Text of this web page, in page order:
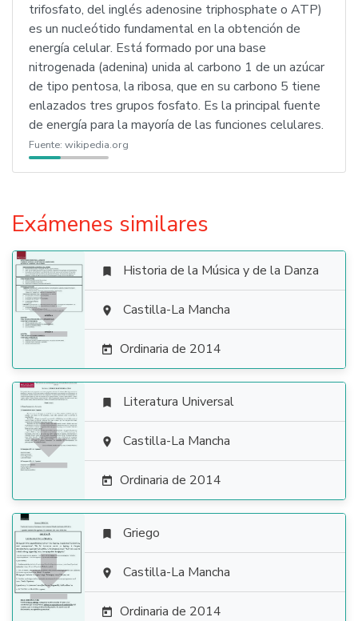
trifosfato, del inglés adenosine triphosphate o ATP)
es un nucleótido fundamental en la obtención de
energía celular. Está formado por una base
nitrogenada (adenina) unida al carbono 1 de un azúcar
de tipo pentosa, la ribosa, que en su carbono 5 tiene
enlazados tres grupos fosfato. Es la principal fuente
de energía para la mayoría de las funciones celulares.
Fuente: wikipedia.org
Exámenes similares

 Historia de la Música y de la Danza
 Castilla-La Mancha
 Ordinaria de 2014

 Literatura Universal
 Castilla-La Mancha
 Ordinaria de 2014

 Griego
 Castilla-La Mancha
 Ordinaria de 2014